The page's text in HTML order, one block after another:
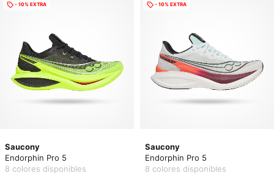
Saucony
Endorphin Pro 5
8 colores disponibles
- 10% EXTRA
Saucony
Endorphin Pro 5
8 colores disponibles
- 10% EXTRA